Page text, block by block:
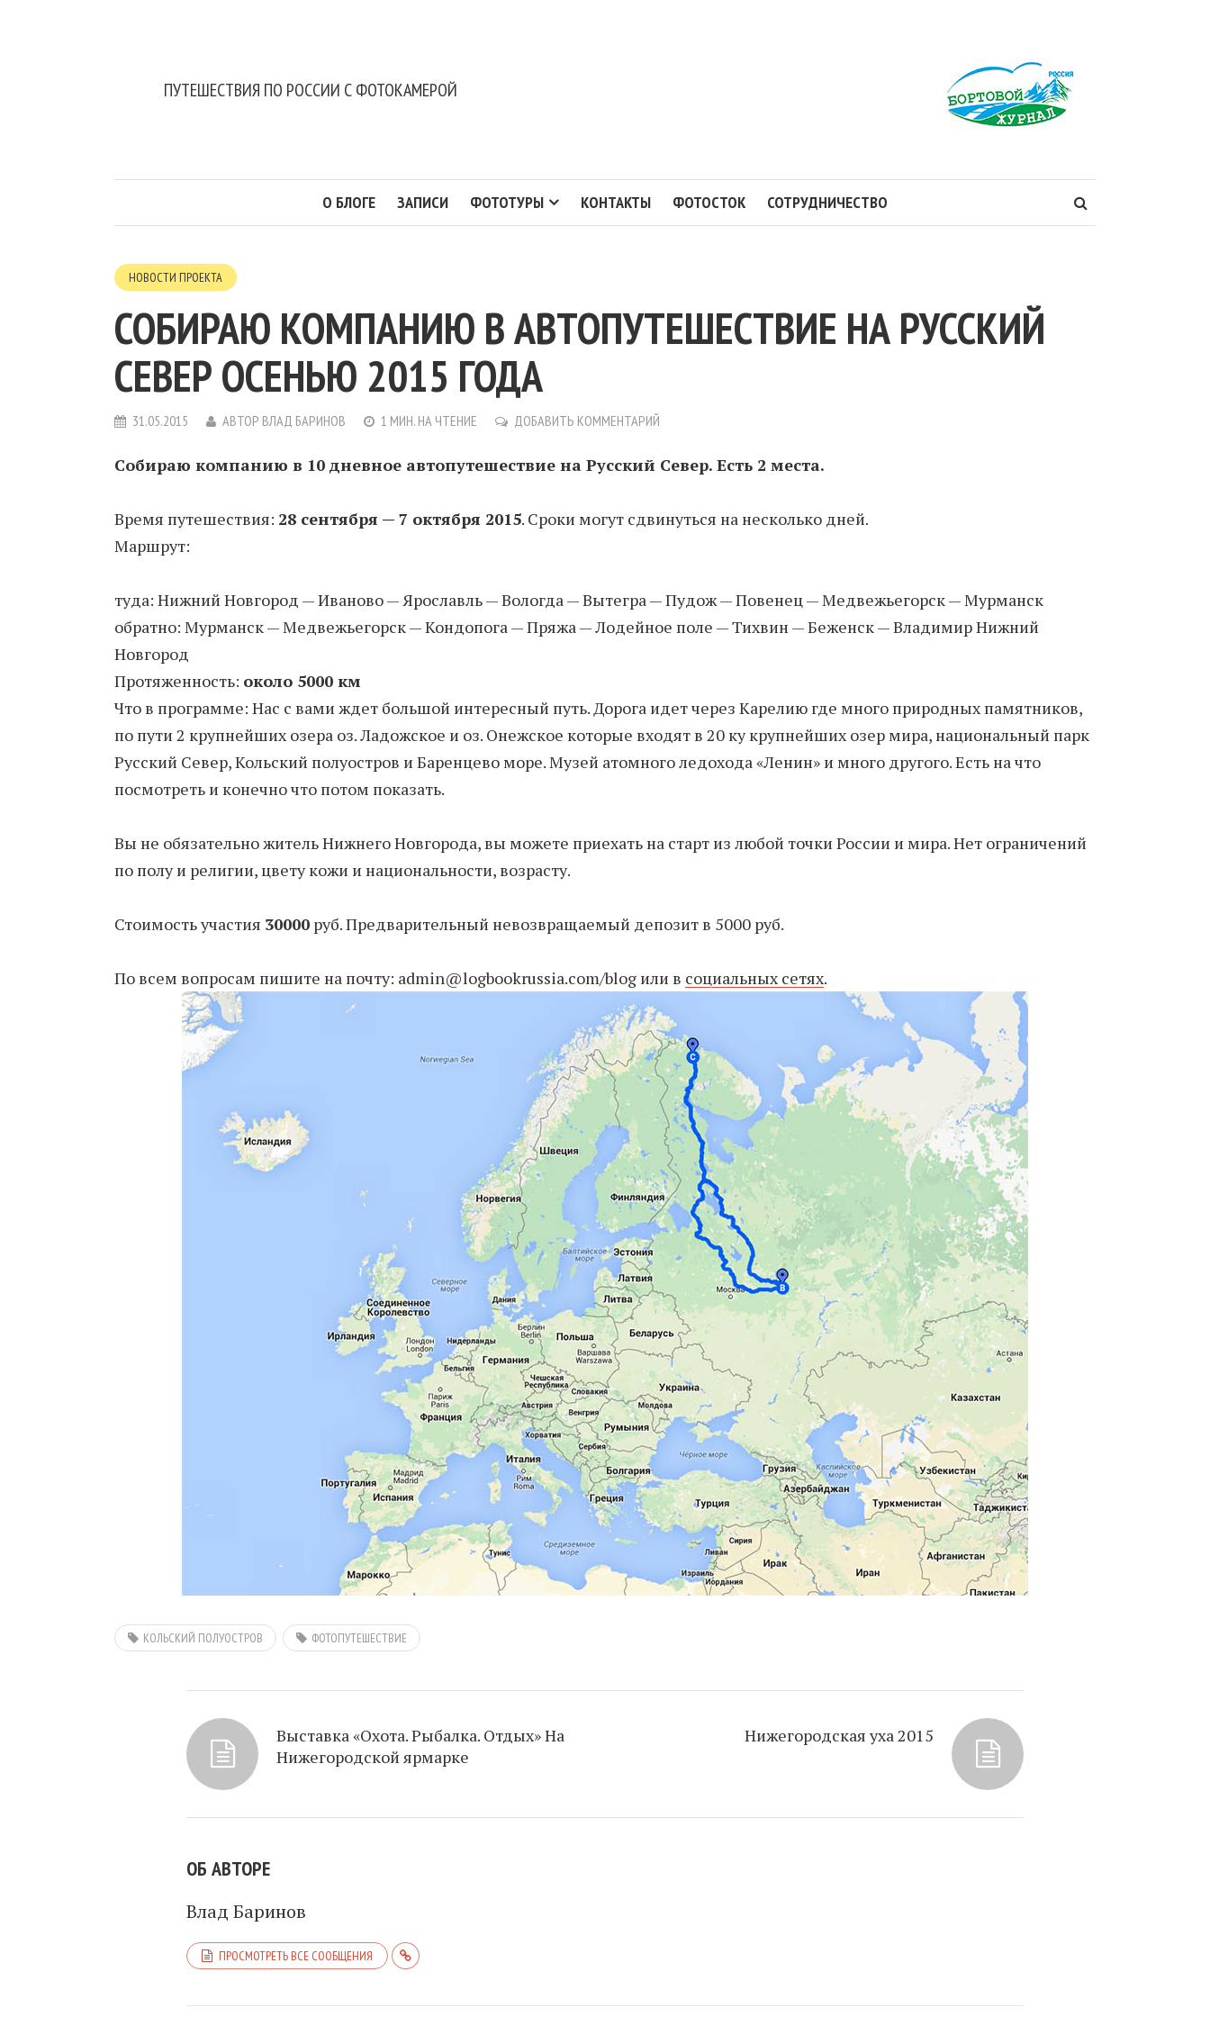
ПУТЕШЕСТВИЯ ПО РОССИИ С ФОТОКАМЕРОЙ
О БЛОГЕ ЗАПИСИ ФОТОТУРЫ КОНТАКТЫ ФОТОСТОК СОТРУДНИЧЕСТВО
НОВОСТИ ПРОЕКТА
СОБИРАЮ КОМПАНИЮ В АВТОПУТЕШЕСТВИЕ НА РУССКИЙ
СЕВЕР ОСЕНЬЮ 2015 ГОДА
31.05.2015 АВТОР ВЛАД БАРИНОВ 1 МИН. НА ЧТЕНИЕ ДОБАВИТЬ КОММЕНТАРИЙ
Собираю компанию в 10 дневное автопутешествие на Русский Север. Есть 2 места.
Время путешествия: 28 сентября — 7 октября 2015. Сроки могут сдвинуться на несколько дней.
Маршрут:
туда: Нижний Новгород — Иваново — Ярославль — Вологда — Вытегра — Пудож — Повенец — Медвежьегорск — Мурманск
обратно: Мурманск — Медвежьегорск — Кондопога — Пряжа — Лодейное поле — Тихвин — Беженск — Владимир Нижний
Новгород
Протяженность: около 5000 км
Что в программе: Нас с вами ждет большой интересный путь. Дорога идет через Карелию где много природных памятников,
по пути 2 крупнейших озера oз. Ладожское и оз. Онежское которые входят в 20 ку крупнейших озер мира, национальный парк
Русский Север, Кольский полуостров и Баренцево море. Музей атомного ледохода «Ленин» и много другого. Есть на что
посмотреть и конечно что потом показать.
Вы не обязательно житель Нижнего Новгорода, вы можете приехать на старт из любой точки России и мира. Нет ограничений
по полу и религии, цвету кожи и национальности, возрасту.
Стоимость участия 30000 руб. Предварительный невозвращаемый депозит в 5000 руб.
По всем вопросам пишите на почту: admin@logbookrussia.com/blog или в социальных сетях.
КОЛЬСКИЙ ПОЛУОСТРОВ ФОТОПУТЕШЕСТВИЕ
Выставка «Охота. Рыбалка. Отдых» На
Нижегородской ярмарке
Нижегородская уха 2015
ОБ АВТОРЕ
Влад Баринов
ПРОСМОТРЕТЬ ВСЕ СООБЩЕНИЯ